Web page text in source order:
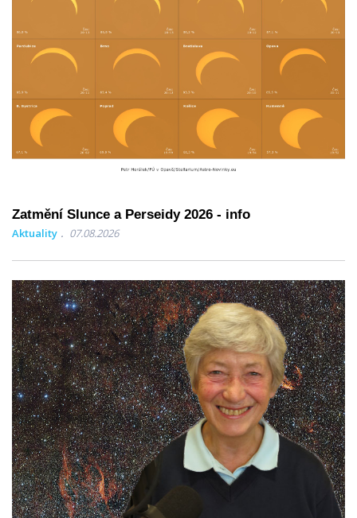
Zatmění Slunce a Perseidy 2026 - info
Aktuality 07.08.2026